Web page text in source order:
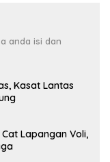
anda isi dan
Kasat Lantas
Lapangan Voli,